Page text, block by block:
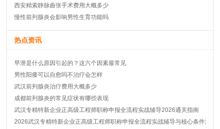
西安精索静脉曲张手术费用大概多少
慢性前列腺炎会影响男性生育功能吗
热点资讯
早泄是什么原因引起的？这六个因素最常见
男性阳痿可以自愈吗不治疗会怎样
武汉前列腺炎治疗费用大概多少
成都前列腺炎的常见症状有哪些表现
武汉专精特新企业正高级工程师职称申报全流程实战辅导2026通关指南
2026武汉专精特新企业正高级工程师职称申报全流程实战辅导与核心条件深度